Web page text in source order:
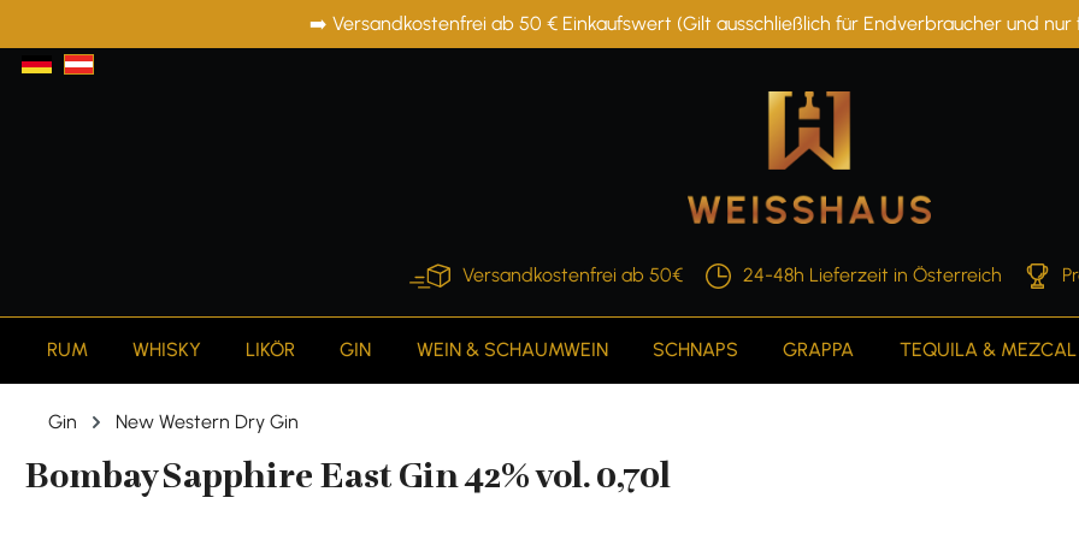
Zur Hauptnavigation springen➡️ Versandkostenfrei ab 50 € Einkaufswert (Gilt ausschließlich für Endverbraucher und
Versandkostenfrei ab 50€ 24-48h Lieferzeit in Österreich
RUM WHISKY LIKÖR GIN WEIN & SCHAUMWEIN SCHNAPS GRAPPA TEQUILA & MEZCAL
Gin New Western Dry Gin
Bombay Sapphire East Gin 42% vol. 0,70l